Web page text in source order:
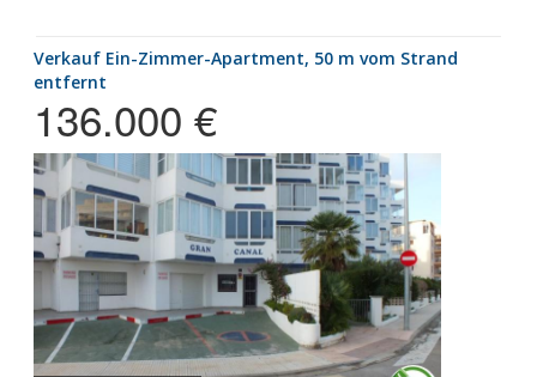
Verkauf Ein-Zimmer-Apartment, 50 m vom Strand
entfernt
136.000 €